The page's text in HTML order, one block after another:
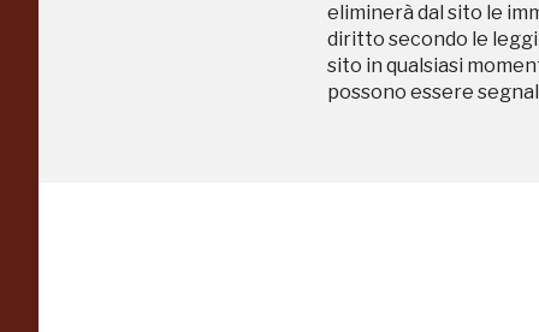
eliminerà dal sito le
diritto secondo le
sito in qualsiasi
possono essere
Regalati 365 giorni di